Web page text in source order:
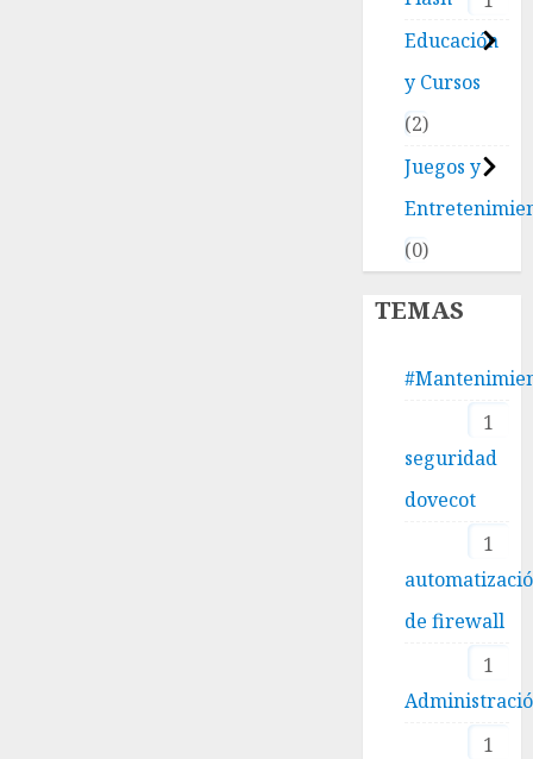
Educación
y Cursos
2
Juegos y
0
TEMAS
1
seguridad
dovecot
1
de firewall
1
1